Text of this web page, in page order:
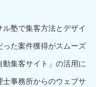
ル塾で集客方法とデザイ
った案件獲得がスムーズ
集客サイト」の活用に
事務所からのウェブサ